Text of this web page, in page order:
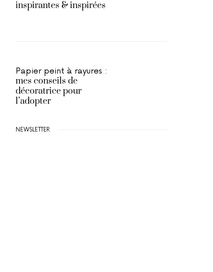
inspirantes & inspirées
Papier peint à rayures :
mes conseils de
décoratrice pour
l’adopter
NEWSLETTER